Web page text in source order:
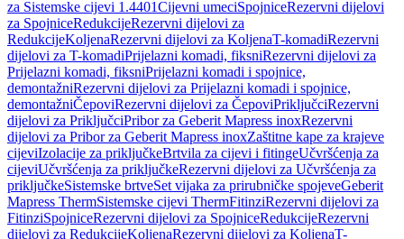
za Sistemske cijevi 1.4401Cijevni umeciSpojniceRezervni dijelovi
za SpojniceRedukcijeRezervni dijelovi za
RedukcijeKoljenaRezervni dijelovi za KoljenaT-komadiRezervni
dijelovi za T-komadiPrijelazni komadi, fiksniRezervni dijelovi za
Prijelazni komadi, fiksniPrijelazni komadi i spojnice,
demontažniRezervni dijelovi za Prijelazni komadi i spojnice,
demontažniČepoviRezervni dijelovi za ČepoviPriključciRezervni
dijelovi za PriključciPribor za Geberit Mapress inoxRezervni
dijelovi za Pribor za Geberit Mapress inoxZaštitne kape za krajeve
cijeviIzolacije za priključkeBrtvila za cijevi i fitingeUčvršćenja za
cijeviUčvršćenja za priključkeRezervni dijelovi za Učvršćenja za
priključkeSistemske brtveSet vijaka za prirubničke spojeveGeberit
Mapress ThermSistemske cijevi ThermFitinziRezervni dijelovi za
FitinziSpojniceRezervni dijelovi za SpojniceRedukcijeRezervni
dijelovi za RedukcijeKoljenaRezervni dijelovi za KoljenaT-